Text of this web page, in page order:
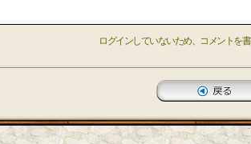
ログインしていないため、コメントを